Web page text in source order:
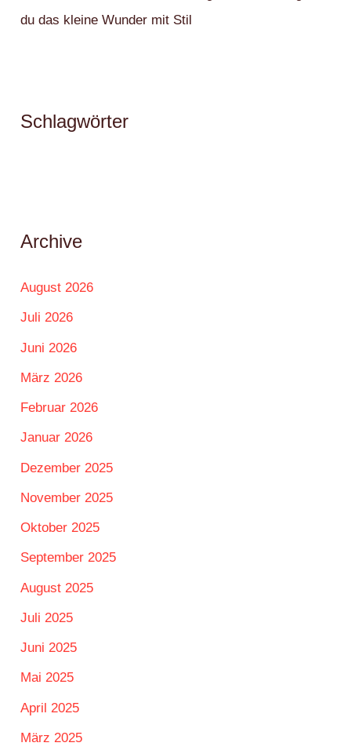
du das kleine Wunder mit Stil
Schlagwörter
Archive
August 2026
Juli 2026
Juni 2026
März 2026
Februar 2026
Januar 2026
Dezember 2025
November 2025
Oktober 2025
September 2025
August 2025
Juli 2025
Juni 2025
Mai 2025
April 2025
März 2025